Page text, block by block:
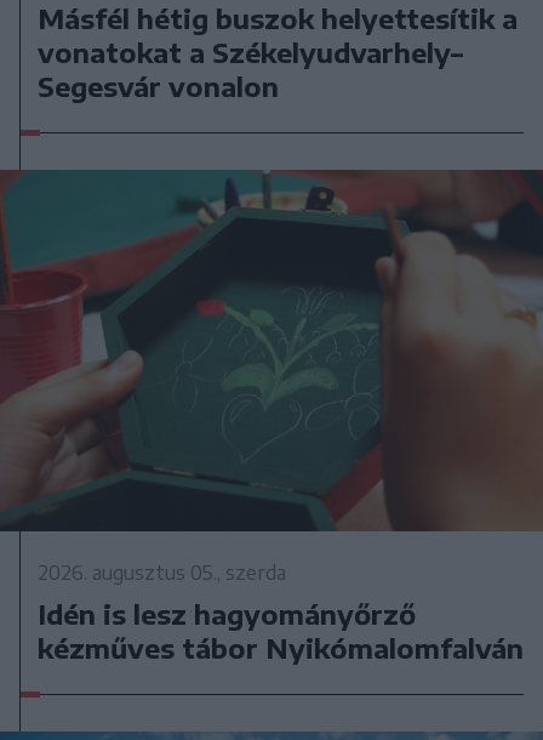
Másfél hétig buszok helyettesítik a
vonatokat a Székelyudvarhely–
Segesvár vonalon
2026. augusztus 05., szerda
Idén is lesz hagyományőrző
kézműves tábor Nyikómalomfalván